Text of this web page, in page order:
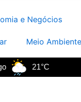
e Negócios
Meio
21°C 11